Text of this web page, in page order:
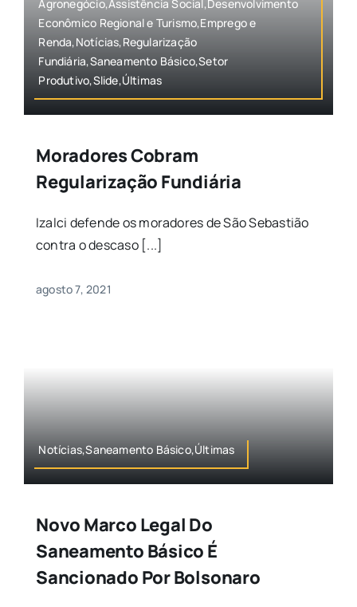
Agronegócio,Assistência Social,Desenvolvimento
Econômico Regional e Turismo,Emprego e
Renda,Notícias,Regularização
Fundiária,Saneamento Básico,Setor
Produtivo,Slide,Últimas
Moradores Cobram
Regularização Fundiária
Izalci defende os moradores de São Sebastião
contra o descaso [...]
agosto 7, 2021
Notícias,Saneamento Básico,Últimas
Novo Marco Legal Do
Saneamento Básico É
Sancionado Por Bolsonaro